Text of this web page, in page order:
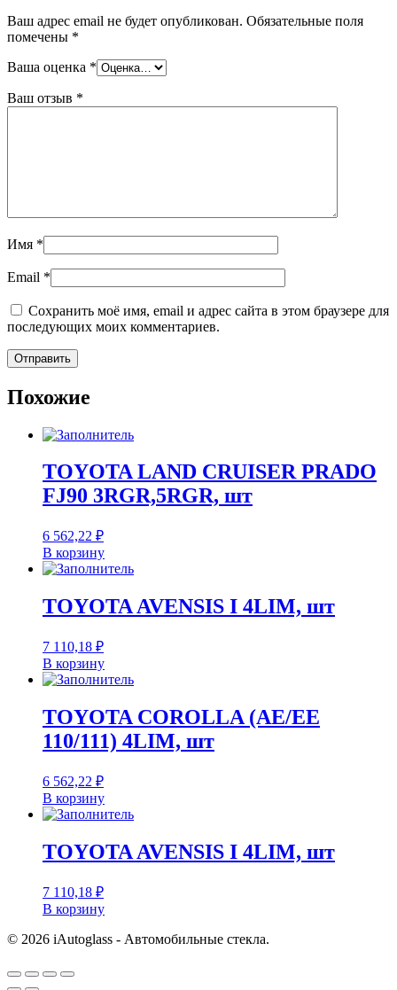
Ваш адрес email не будет опубликован. Обязательные поля
помечены *
Ваша оценка *
Ваш отзыв *
Имя *
Email *
Сохранить моё имя, email и адрес сайта в этом браузере для
последующих моих комментариев.
Похожие
TOYOTA LAND CRUISER PRADO
FJ90 3RGR,5RGR, шт
6 562,22 ₽
В корзину
TOYOTA AVENSIS I 4LIM, шт
7 110,18 ₽
В корзину
TOYOTA COROLLA (AE/EE
110/111) 4LIM, шт
6 562,22 ₽
В корзину
TOYOTA AVENSIS I 4LIM, шт
7 110,18 ₽
В корзину
© 2026 iAutoglass - Автомобильные стекла.